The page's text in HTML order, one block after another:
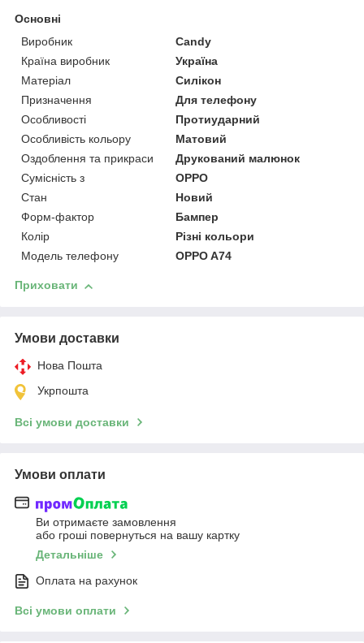
Основні
Виробник
Candy
Країна виробник
Україна
Матеріал
Силікон
Призначення
Для телефону
Особливості
Протиударний
Особливість кольору
Матовий
Оздоблення та прикраси
Друкований малюнок
Сумісність з
OPPO
Стан
Новий
Форм-фактор
Бампер
Колір
Різні кольори
Модель телефону
OPPO A74
Приховати
Умови доставки
Нова Пошта
Укрпошта
Всі умови доставки
Умови оплати
Ви отримаєте замовлення
або гроші повернуться на вашу картку
Детальніше
Оплата на рахунок
Всі умови оплати